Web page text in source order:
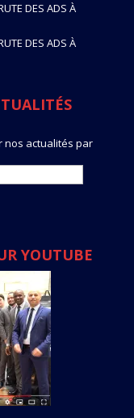
DES ADS À
DES ADS À
nos actualités par
YOUTUBE